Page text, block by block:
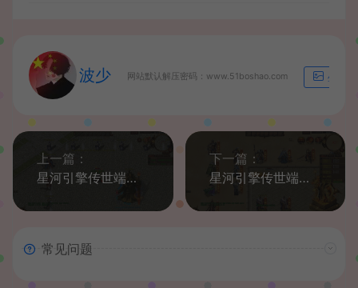
波少 网站默认解压密码：www.51boshao.com 生成海
上一篇：
星河引擎传世端游【忘川画魂】最新整理Win系服务端+彩虹登陆器+客户端+详细搭建教程
下一篇：
星河引擎传世端游【无尽试炼】最新整理Win系服务端+彩虹登陆器+客户端+详细搭建教程
常见问题